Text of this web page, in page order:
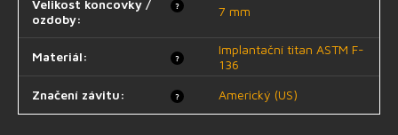
?
Velikost koncovky /
ozdoby:
7 mm
?
Materiál:
Implantační titan ASTM F-
136
?
Značení závitu: Americký (US)